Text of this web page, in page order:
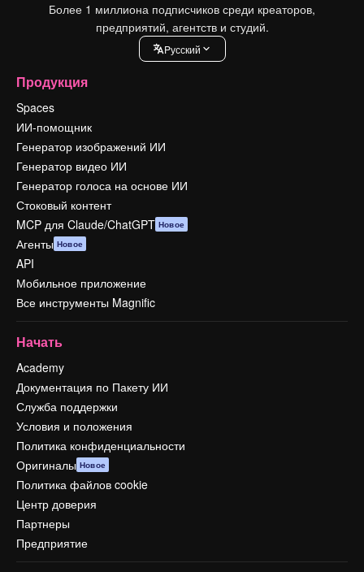
Более 1 миллиона подписчиков среди креаторов,
предприятий, агентств и студий.
Pусский
Продукция
Spaces
ИИ-помощник
Генератор изображений ИИ
Генератор видео ИИ
Генератор голоса на основе ИИ
Стоковый контент
MCP для Claude/ChatGPT Новое
Агенты Новое
API
Мобильное приложение
Все инструменты Magnific
Начать
Academy
Документация по Пакету ИИ
Служба поддержки
Условия и положения
Политика конфиденциальности
Оригиналы Новое
Политика файлов cookie
Центр доверия
Партнеры
Предприятие